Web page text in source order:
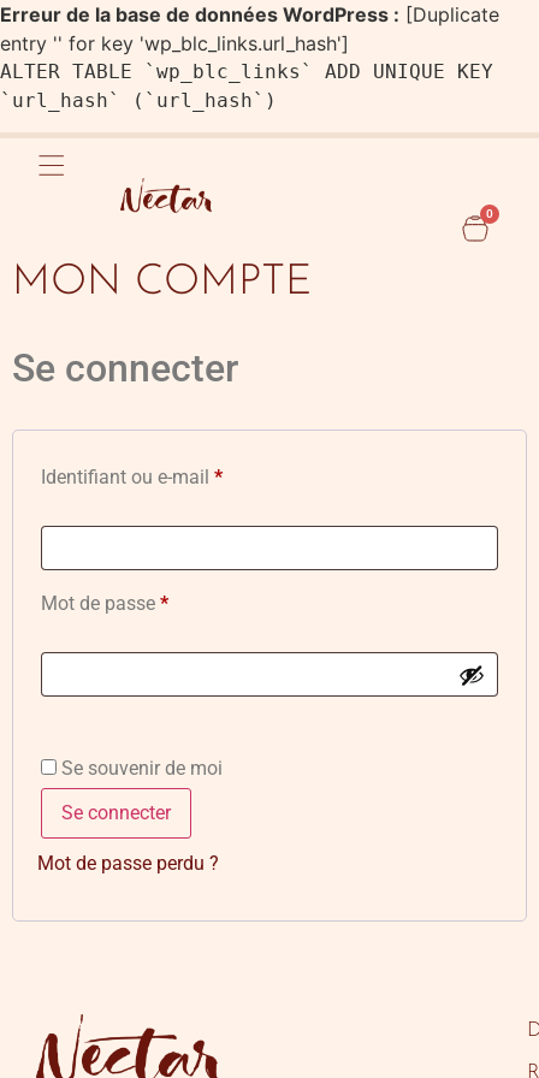
Erreur de la base de données WordPress : [Duplicate
entry '' for key 'wp_blc_links.url_hash']
ALTER TABLE `wp_blc_links` ADD UNIQUE KEY
`url_hash` (`url_hash`)
0
MON COMPTE
Se connecter
Identifiant ou e-mail *
Mot de passe *
Se souvenir de moi
Se connecter
Mot de passe perdu ?